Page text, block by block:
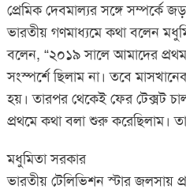
প্রেমিক দেবমাল্যর সঙ্গে সম্পর্কে
ভারতীয় গণমাধ্যমে কথা বলেন
বলেন, “২০১৯ সালে আমাদের
সংস্পর্শে ছিলাম না। তবে
হয়। তারপর থেকেই ফের টেক্সট
প্রথমে কথা বলা শুরু করেছিলাম।
মধুমিতা সরকার
ভারতীয় টেলিভিশন স্টার জলসায়